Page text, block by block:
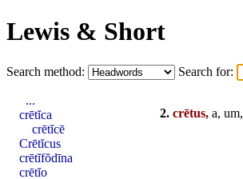
Lewis & Short
Search method: Search for:
2. crētus, a, um,
...
crētĭca
crētĭcē
Crētĭcus
crētĭfŏdīna
crētĭo